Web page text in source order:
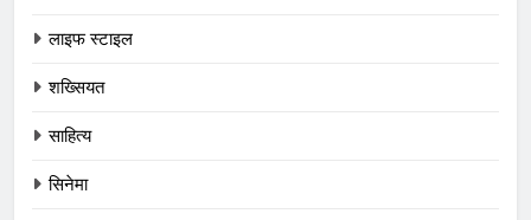
लाइफ स्टाइल
शख्सियत
साहित्य
सिनेमा